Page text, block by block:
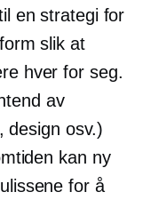
en strategi for
slik at
hver for seg.
av
design osv.)
kan ny
for å